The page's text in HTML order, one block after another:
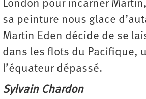
London pour incarner
sa peinture nous glace
Martin Eden décide de se
dans les flots du Pacifique,
l’équateur dépassé.
Sylvain Chardon